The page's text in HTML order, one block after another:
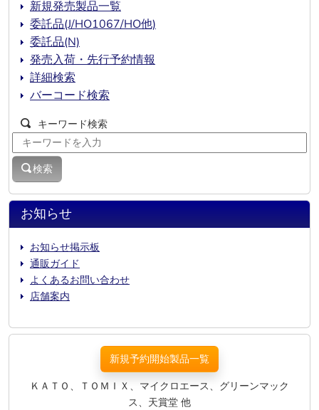
お知らせ
お知らせ掲示板
通販ガイド
よくあるお問い合わせ
店舗案内
新規発売製品一覧
委託品(J/HO1067/HO他)
委託品(N)
発売入荷・先行予約情報
詳細検索
バーコード検索
キーワード検索
検索
新規予約開始製品一覧
ＫＡＴＯ、ＴＯＭＩＸ、マイクロエース、グリーンマック
ス、天賞堂 他